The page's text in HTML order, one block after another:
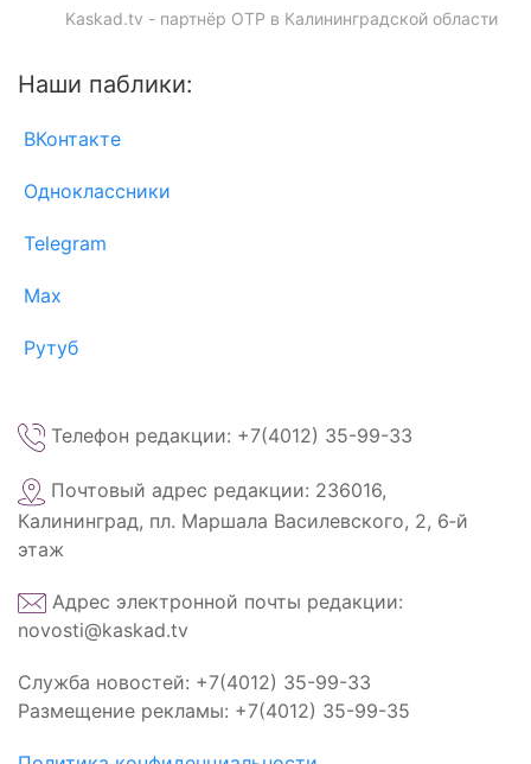
Kaskad.tv - партнёр ОТР в Калининградской области
Наши паблики:
ВКонтакте
Одноклассники
Telegram
Max
Рутуб
Телефон редакции: +7(4012) 35-99-33
Почтовый адрес редакции: 236016,
Калининград, пл. Маршала Василевского, 2, 6‑й
этаж
Адрес электронной почты редакции:
novosti@kaskad.tv
Служба новостей: +7(4012) 35-99-33
Размещение рекламы: +7(4012) 35-99-35